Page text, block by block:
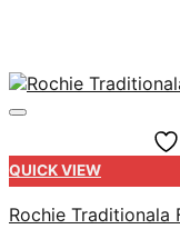
QUICK VIEW
Rochie Traditionala